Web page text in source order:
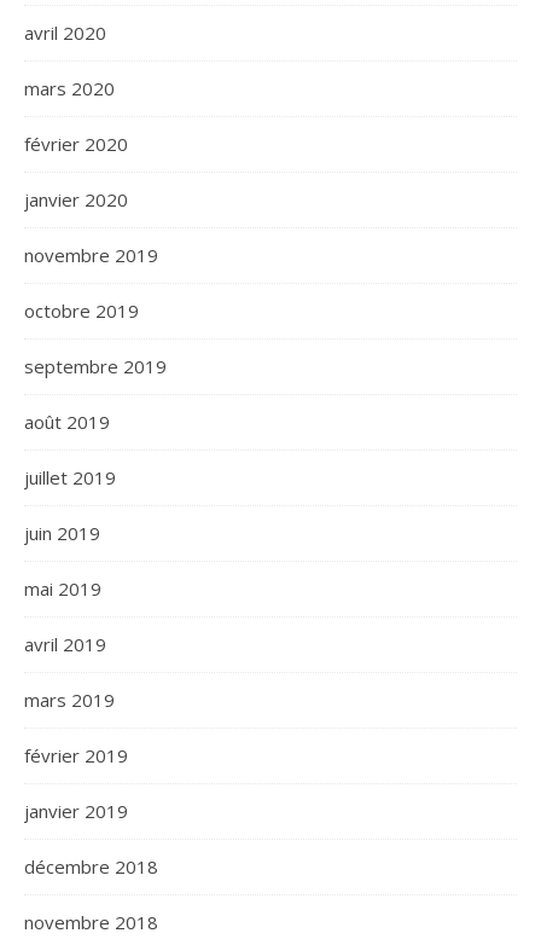
avril 2020
mars 2020
février 2020
janvier 2020
novembre 2019
octobre 2019
septembre 2019
août 2019
juillet 2019
juin 2019
mai 2019
avril 2019
mars 2019
février 2019
janvier 2019
décembre 2018
novembre 2018